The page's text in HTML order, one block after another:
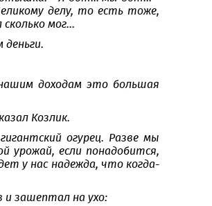
делу, то есть тоже,
мог...
доходам это большая
Козлик.
огурец. Разве мы
урожай, если понадобится,
у нас надежда, что когда-
и зашептал на ухо: